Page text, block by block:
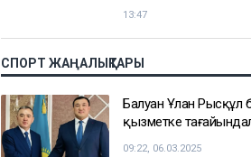
13:47
СПОРТ ЖАҢАЛЫҚТАРЫ
Балуан Ұлан
қызметке
09:22, 06.03.2025